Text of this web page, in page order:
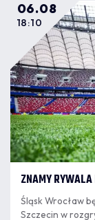
06.08
18:10
ZNAMY RYWALA
Śląsk Wrocław
Szczecin w